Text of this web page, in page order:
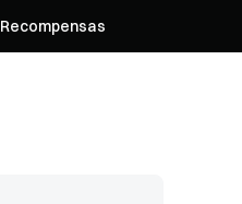
Recompensas